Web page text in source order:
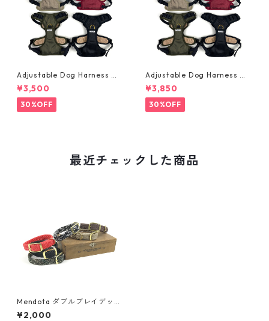
Adjustable Dog Harness ・
中型犬用・ハーネス・サイズM
¥3,500
30%OFF
Adjustable Dog Harness ・
大型犬用・ハーネス・サイズL
¥3,850
30%OFF
最近チェックした商品
Mendota ダブルブレイデッド
首輪（太)
¥2,000